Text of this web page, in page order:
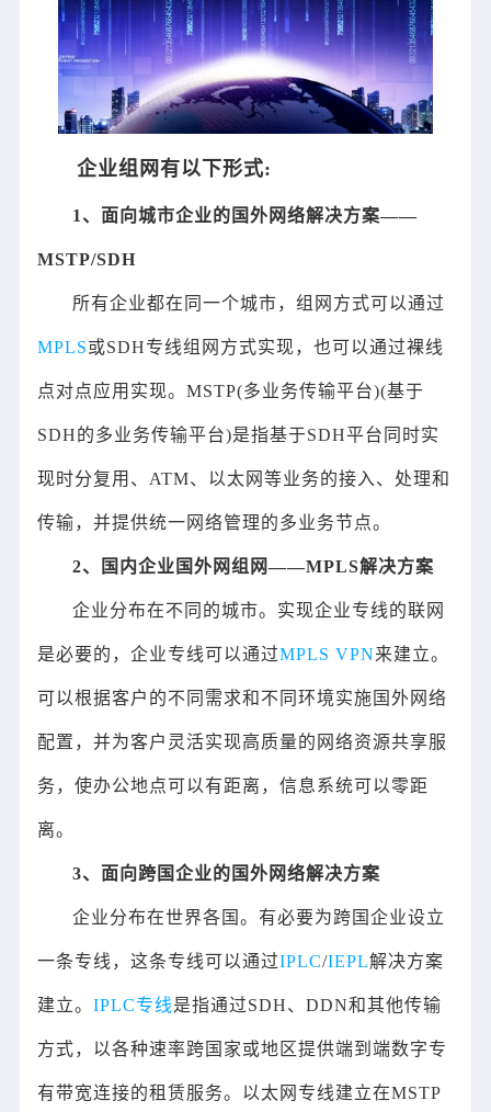
企业组网有以下形式:
1、面向城市企业的国外网络解决方案——
MSTP/SDH
所有企业都在同一个城市，组网方式可以通过
MPLS或SDH专线组网方式实现，也可以通过裸线
点对点应用实现。MSTP(多业务传输平台)(基于
SDH的多业务传输平台)是指基于SDH平台同时实
现时分复用、ATM、以太网等业务的接入、处理和
传输，并提供统一网络管理的多业务节点。
2、国内企业国外网组网——MPLS解决方案
企业分布在不同的城市。实现企业专线的联网
是必要的，企业专线可以通过MPLS VPN来建立。
可以根据客户的不同需求和不同环境实施国外网络
配置，并为客户灵活实现高质量的网络资源共享服
务，使办公地点可以有距离，信息系统可以零距
离。
3、面向跨国企业的国外网络解决方案
企业分布在世界各国。有必要为跨国企业设立
一条专线，这条专线可以通过IPLC/IEPL解决方案
建立。IPLC专线是指通过SDH、DDN和其他传输
方式，以各种速率跨国家或地区提供端到端数字专
有带宽连接的租赁服务。以太网专线建立在MSTP